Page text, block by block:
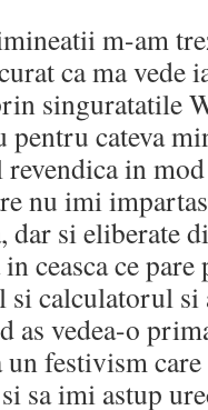
m-am
ca ma vede
singuratatile
pentru cateva
in
nu imi
si eliberate
ceasca ce
si calculatorul si
as vedea-o
festivism care
sa imi astup